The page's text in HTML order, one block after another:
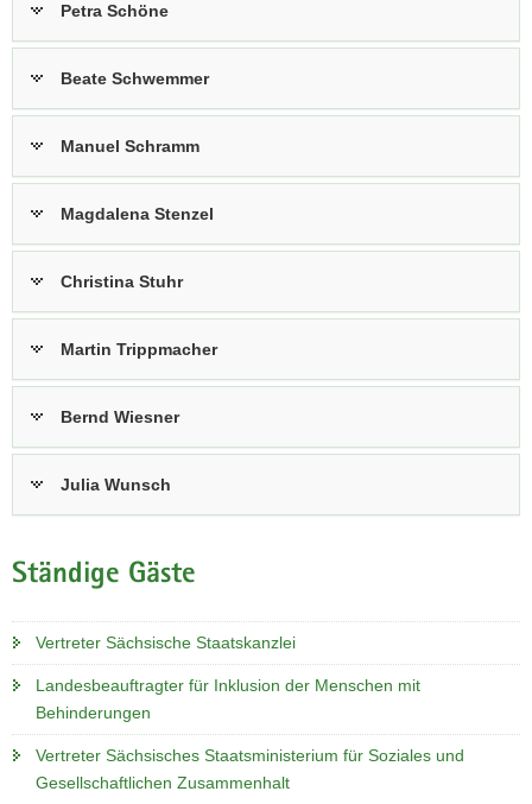
Petra Schöne
Beate Schwemmer
Manuel Schramm
Magdalena Stenzel
Christina Stuhr
Martin Trippmacher
Bernd Wiesner
Julia Wunsch
Ständige Gäste
Vertreter Sächsische Staatskanzlei
Landesbeauftragter für Inklusion der Menschen mit
Behinderungen
Vertreter Sächsisches Staatsministerium für Soziales und
Gesellschaftlichen Zusammenhalt